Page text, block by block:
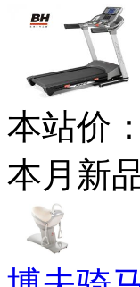
本站价：
本月新